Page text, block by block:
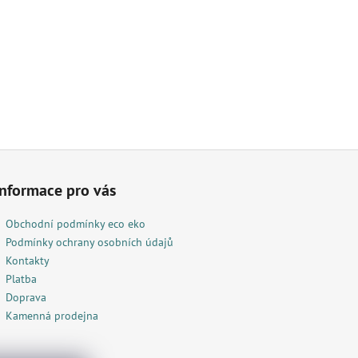
pro vás
Obchodní podmínky eco eko
Podmínky ochrany osobních údajů
Kontakty
Platba
Doprava
Kamenná prodejna